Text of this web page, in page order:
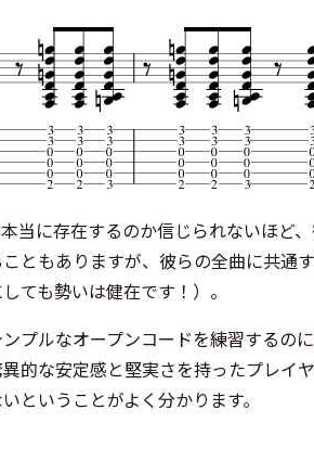
当に存在するのか信じられないほど
ともありますが、彼らの全曲に共通
ても勢いは健在です！）。
プルなオープンコードを練習するの
的な安定感と堅実さを持ったプレイ
ということがよく分かります。